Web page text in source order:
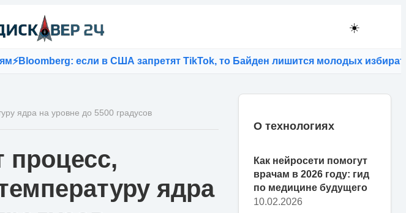
☀️
если в США запретят TikTok, то Байден лишится молодых избирателей⚡
ядра на уровне до 5500 градусов
процесс,
ядра
О технологиях
Как нейросети помогут
врачам в 2026 году: гид
по медицине будущего
10.02.2026